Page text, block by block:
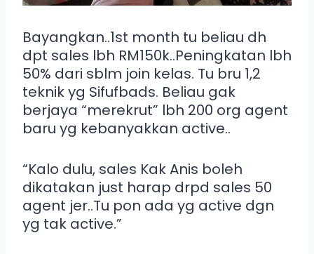
Bayangkan..1st month tu beliau dh
dpt sales lbh RM150k..Peningkatan lbh
50% dari sblm join kelas. Tu bru 1,2
teknik yg Sifufbads. Beliau gak
berjaya “merekrut” lbh 200 org agent
baru yg kebanyakkan active..
“Kalo dulu, sales Kak Anis boleh
dikatakan just harap drpd sales 50
agent jer..Tu pon ada yg active dgn
yg tak active.”